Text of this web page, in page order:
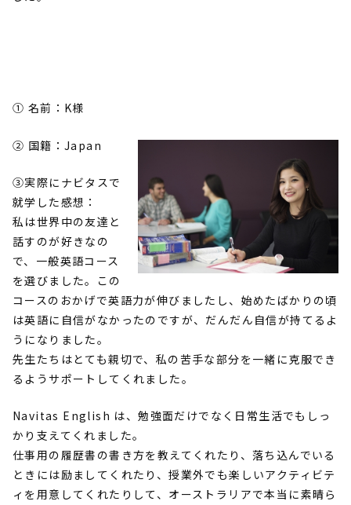
➀ 名前： K様
② 国籍：Japan
③実際にナビタスで
就学した感想：
私は世界中の友達と
話すのが好きなの
で、一般英語コース
を選びました。この
コースのおかげで英語力が伸びましたし、始めたばかりの頃
は英語に自信がなかったのですが、だんだん自信が持てるよ
うになりました。
先生たちはとても親切で、私の苦手な部分を一緒に克服でき
るようサポートしてくれました。
Navitas English は、勉強面だけでなく日常生活でもしっ
かり支えてくれました。
仕事用の履歴書の書き方を教えてくれたり、落ち込んでいる
ときには励ましてくれたり、授業外でも楽しいアクティビテ
ィを用意してくれたりして、オーストラリアで本当に素晴ら